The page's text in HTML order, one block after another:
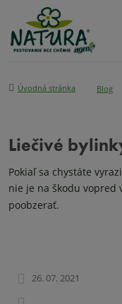
Úvodná stránka Blog
Liečivé
Pokiaľ sa chystáte
nie je na škodu vopred
poobzerať.
26. 07. 2021